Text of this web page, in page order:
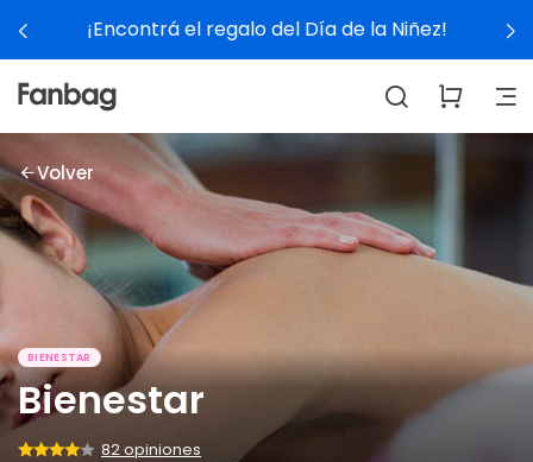
Día de la Niñez! Ver
Volver
BIENESTAR
Bienestar
82 opiniones